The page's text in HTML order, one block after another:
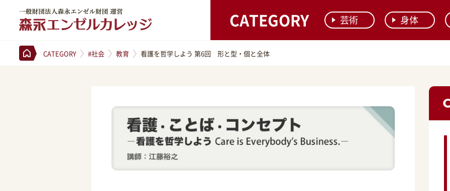
CATEGORY 芸術 身体
CATEGORY #社会 教育 看護を哲学しよう 第6回 形と型・個と全体